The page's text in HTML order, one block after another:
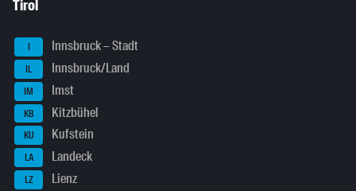
Tirol
I Innsbruck – Stadt
IL Innsbruck/Land
IM Imst
KB Kitzbühel
KU Kufstein
LA Landeck
LZ Lienz